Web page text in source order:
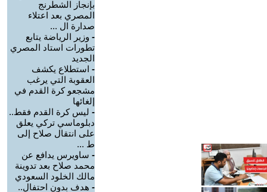
بإنجاز الشطرنج
المصري بعد اعتلاء
صدارة ال ...
- وزير الرياضة يتابع
تطورات استاد المصري
الجديد
- استطلاع يكشف
العقوبة التي يرغب
مشجعو كرة القدم في
إلغائها
- ليس كرة القدم فقط..
دبلوماسي تركي يعلق
على انتقال صلاح إلى
ط ...
- ساويرس يدافع عن
محمد صلاح بعد تدوينة
مالك الخلود السعودي
- هدف بدون احتفال..